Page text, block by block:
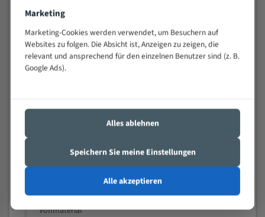
Technische Beschreibung:
Positiver Spanwinkel
Bandkörper aus hochlegiertem Federstahl
Nichteisenmetalle
Speziell entwickelt für Profile / Rohre
Kleine und mittlere Profile / Kleine Durchmesser
Vollmaterial
Marketing
Marketing-Cookies werden verwendet, um Besuchern auf
Websites zu folgen. Die Absicht ist, Anzeigen zu zeigen, die
relevant und ansprechend für den einzelnen Benutzer sind (z. B.
Google Ads).
Alles ablehnen
Speichern Sie meine Einstellungen
Alle akzeptieren